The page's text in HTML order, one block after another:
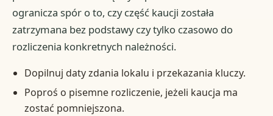
ogranicza spór o to, czy część kaucji została
zatrzymana bez podstawy czy tylko czasowo do
rozliczenia konkretnych należności.
Dopilnuj daty zdania lokalu i przekazania kluczy.
Poproś o pisemne rozliczenie, jeżeli kaucja ma
zostać pomniejszona.